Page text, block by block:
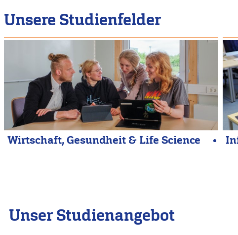
Unsere Studienfelder
Wirtschaft, Gesundheit & Life Science
Unser Studienangebot